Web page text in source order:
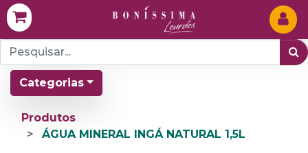
Categorias
Produtos
ÁGUA MINERAL INGÁ NATURAL 1,5L